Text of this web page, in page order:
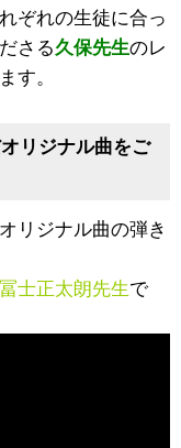
ぞれの生徒に合っ
さる久保先生のレ
す。
リジナル曲をご
リジナル曲の弾き
冨士正太朗先生で